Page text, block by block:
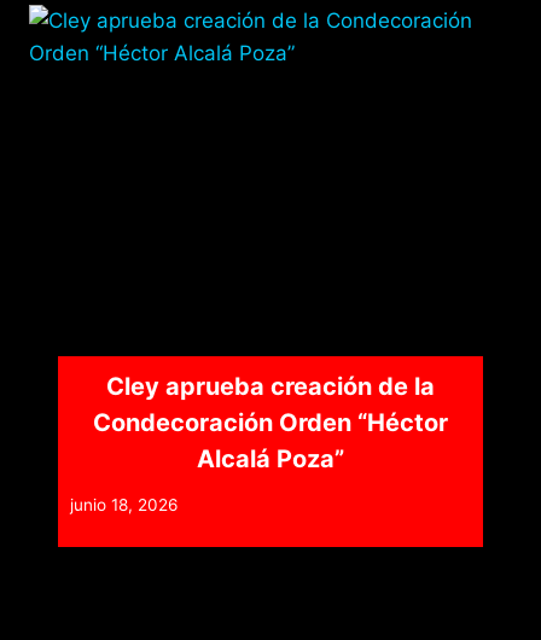
Cley aprueba creación de la
Condecoración Orden “Héctor
Alcalá Poza”
junio 18, 2026